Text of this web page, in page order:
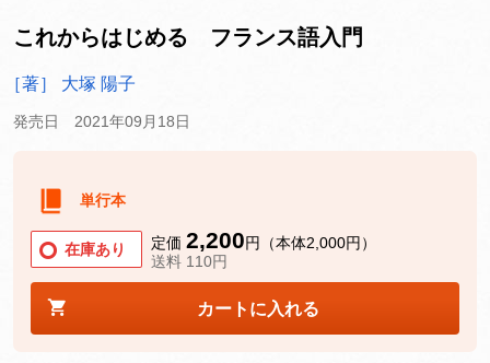
これからはじめる フランス語入門
［著］ 大塚 陽子
発売日 2021年09月18日
単行本
在庫あり 定価 2,200円（本体2,000円）
送料 110円
カートに入れる